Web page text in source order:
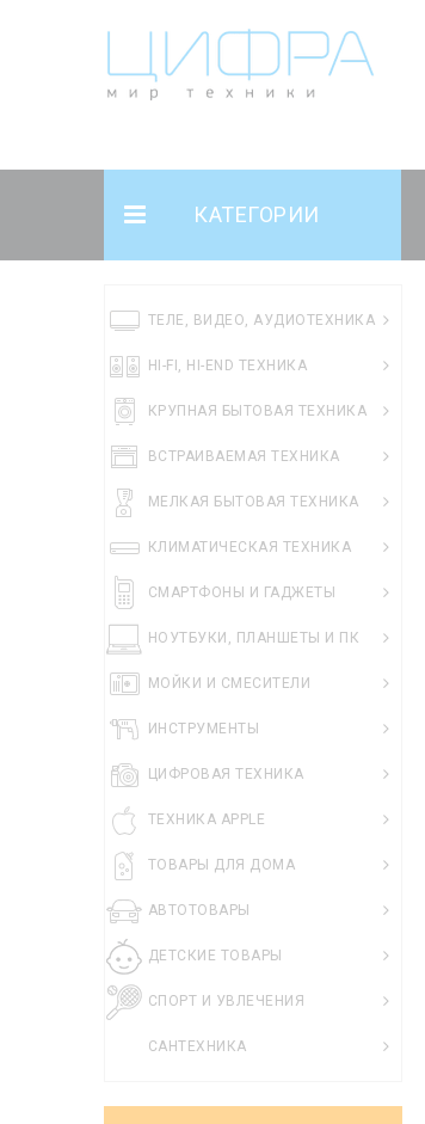
КАТЕГОРИИ
ТЕЛЕ, ВИДЕО, АУДИОТЕХНИКА
HI-FI, HI-END ТЕХНИКА
КРУПНАЯ БЫТОВАЯ ТЕХНИКА
ВСТРАИВАЕМАЯ ТЕХНИКА
МЕЛКАЯ БЫТОВАЯ ТЕХНИКА
КЛИМАТИЧЕСКАЯ ТЕХНИКА
СМАРТФОНЫ И ГАДЖЕТЫ
НОУТБУКИ, ПЛАНШЕТЫ И ПК
МОЙКИ И СМЕСИТЕЛИ
ИНСТРУМЕНТЫ
ЦИФРОВАЯ ТЕХНИКА
ТЕХНИКА APPLE
ТОВАРЫ ДЛЯ ДОМА
АВТОТОВАРЫ
ДЕТСКИЕ ТОВАРЫ
СПОРТ И УВЛЕЧЕНИЯ
САНТЕХНИКА